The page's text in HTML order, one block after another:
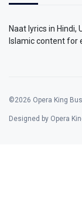
Naat lyrics in Hindi,
Islamic content for
©2026 Opera King
Designed by Opera